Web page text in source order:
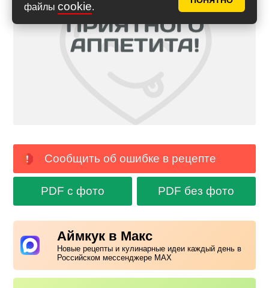
файлы cookie.
Сообщить об ошибке в рецепте
PDF с фото PDF без фото
Аймкук в Макс
Новые рецепты и кулинарные идеи каждый день в
Российском мессенджере MAX